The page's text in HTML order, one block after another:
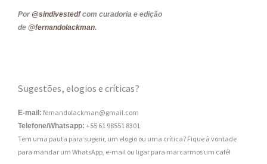
Por @sindivestedfcom curadoria e edição
de @fernandolackman.
Sugestões, elogios e críticas?
E-mail: fernandolackman@gmail.com
Telefone/Whatsapp: +55 61 98551 8301
Tem uma pauta para sugerir, um elogio ou uma crítica? Fique à vontade
para mandar um WhatsApp, e-mail ou ligar para marcarmos um café!